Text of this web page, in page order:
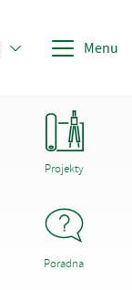
Menu
Projekty
Poradna